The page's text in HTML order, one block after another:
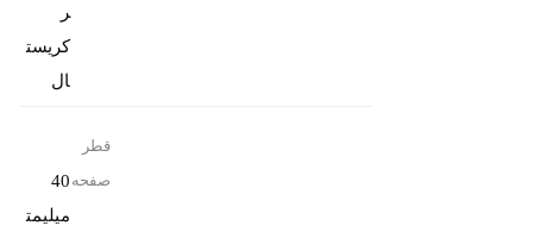
ر
کریست
ال
قطر
صفحه 40
میلیمت